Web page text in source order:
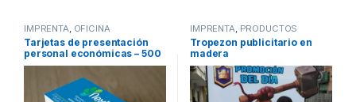
IMPRENTA OFICINA
Tarjetas de presentación
personal económicas – 500
unidades
IMPRENTA PRODUCTOS
NACIONALES PUBLICIDAD
EXTERIOR
Tropezon publicitario en
madera